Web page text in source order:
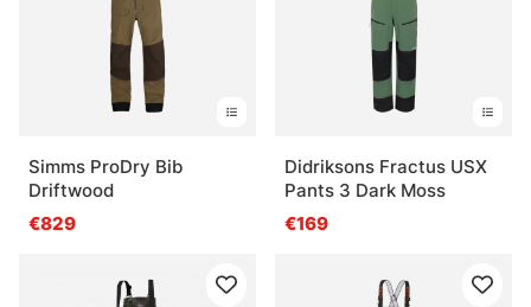
Simms ProDry Bib
Driftwood
€829
Didriksons Fractus USX
Pants 3 Dark Moss
€169